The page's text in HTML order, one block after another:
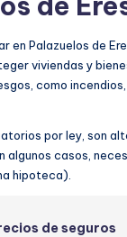
en Palazuelos de
viviendas y
como
por ley, son
algunos casos,
hipoteca).
de seguros